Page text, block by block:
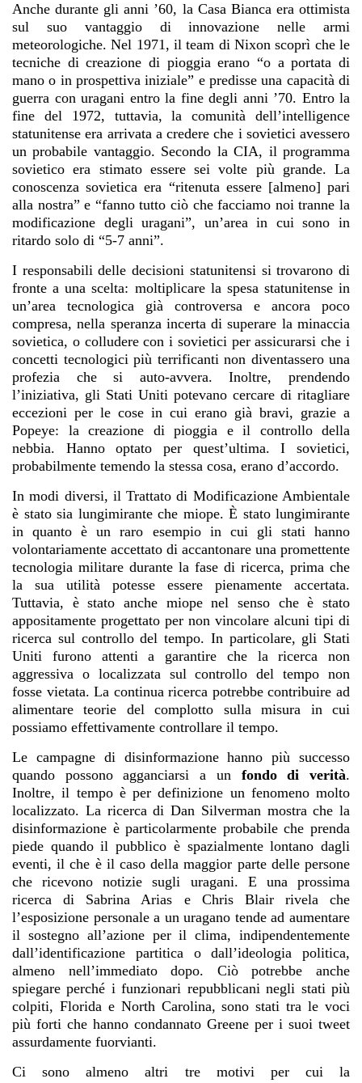
Anche durante gli anni ’60, la Casa Bianca era ottimista
sul suo vantaggio di innovazione nelle armi
meteorologiche. Nel 1971, il team di Nixon scoprì che le
tecniche di creazione di pioggia erano “o a portata di
mano o in prospettiva iniziale” e predisse una capacità di
guerra con uragani entro la fine degli anni ’70. Entro la
fine del 1972, tuttavia, la comunità dell’intelligence
statunitense era arrivata a credere che i sovietici avessero
un probabile vantaggio. Secondo la CIA, il programma
sovietico era stimato essere sei volte più grande. La
conoscenza sovietica era “ritenuta essere [almeno] pari
alla nostra” e “fanno tutto ciò che facciamo noi tranne la
modificazione degli uragani”, un’area in cui sono in
ritardo solo di “5-7 anni”.
I responsabili delle decisioni statunitensi si trovarono di
fronte a una scelta: moltiplicare la spesa statunitense in
un’area tecnologica già controversa e ancora poco
compresa, nella speranza incerta di superare la minaccia
sovietica, o colludere con i sovietici per assicurarsi che i
concetti tecnologici più terrificanti non diventassero una
profezia che si auto-avvera. Inoltre, prendendo
l’iniziativa, gli Stati Uniti potevano cercare di ritagliare
eccezioni per le cose in cui erano già bravi, grazie a
Popeye: la creazione di pioggia e il controllo della
nebbia. Hanno optato per quest’ultima. I sovietici,
probabilmente temendo la stessa cosa, erano d’accordo.
In modi diversi, il Trattato di Modificazione Ambientale
è stato sia lungimirante che miope. È stato lungimirante
in quanto è un raro esempio in cui gli stati hanno
volontariamente accettato di accantonare una promettente
tecnologia militare durante la fase di ricerca, prima che
la sua utilità potesse essere pienamente accertata.
Tuttavia, è stato anche miope nel senso che è stato
appositamente progettato per non vincolare alcuni tipi di
ricerca sul controllo del tempo. In particolare, gli Stati
Uniti furono attenti a garantire che la ricerca non
aggressiva o localizzata sul controllo del tempo non
fosse vietata. La continua ricerca potrebbe contribuire ad
alimentare teorie del complotto sulla misura in cui
possiamo effettivamente controllare il tempo.
Le campagne di disinformazione hanno più successo
quando possono agganciarsi a un fondo di verità.
Inoltre, il tempo è per definizione un fenomeno molto
localizzato. La ricerca di Dan Silverman mostra che la
disinformazione è particolarmente probabile che prenda
piede quando il pubblico è spazialmente lontano dagli
eventi, il che è il caso della maggior parte delle persone
che ricevono notizie sugli uragani. E una prossima
ricerca di Sabrina Arias e Chris Blair rivela che
l’esposizione personale a un uragano tende ad aumentare
il sostegno all’azione per il clima, indipendentemente
dall’identificazione partitica o dall’ideologia politica,
almeno nell’immediato dopo. Ciò potrebbe anche
spiegare perché i funzionari repubblicani negli stati più
colpiti, Florida e North Carolina, sono stati tra le voci
più forti che hanno condannato Greene per i suoi tweet
assurdamente fuorvianti.
Ci sono almeno altri tre motivi per cui la